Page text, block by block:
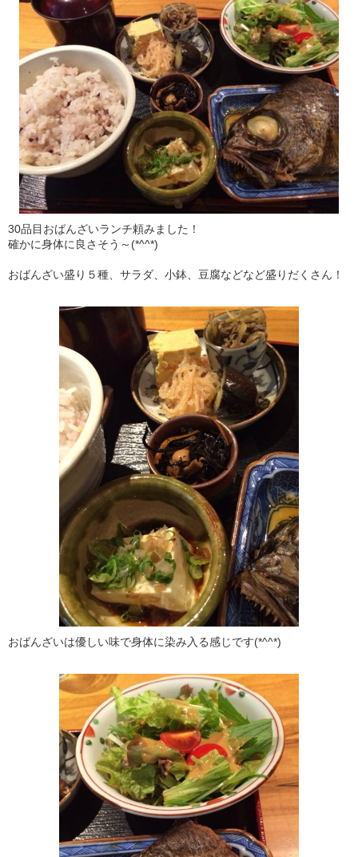
30品目おばんざいランチ頼みました！
確かに身体に良さそう～(*^^*)
おばんざい盛り５種、サラダ、小鉢、豆腐などなど盛りだくさん！
おばんざいは優しい味で身体に染み入る感じです(*^^*)